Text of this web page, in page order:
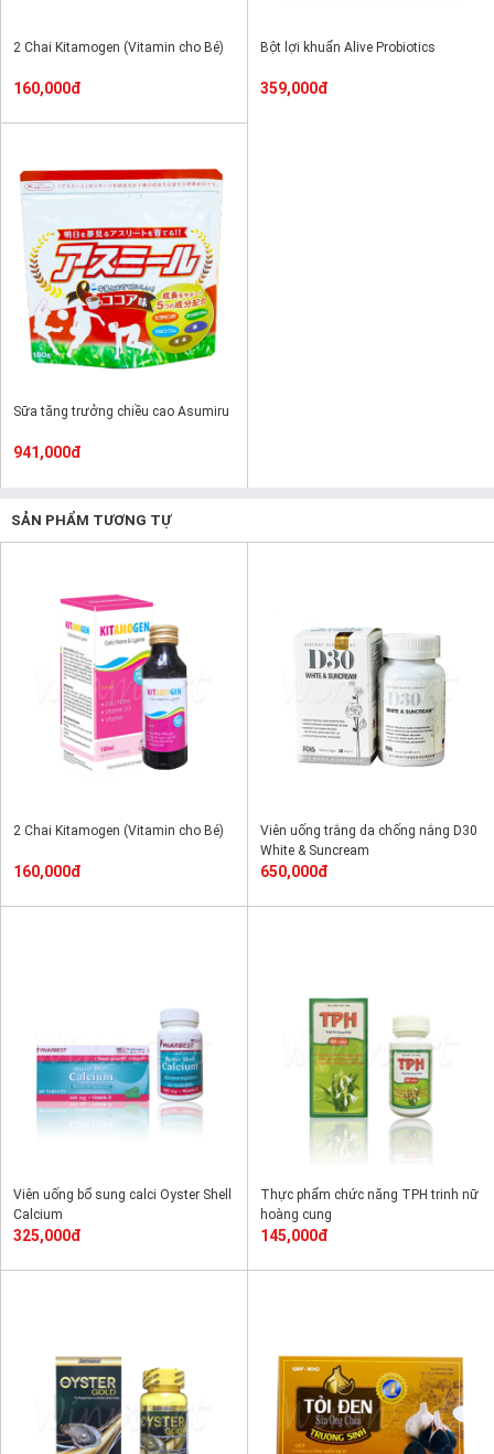
2 Chai Kitamogen (Vitamin cho Bé)
160,000đ
Bột lợi khuẩn Alive Probiotics
359,000đ
Sữa tăng trưởng chiều cao Asumiru
941,000đ
SẢN PHẨM TƯƠNG TỰ
2 Chai Kitamogen (Vitamin cho Bé)
160,000đ
Viên uống trắng da chống nắng D30
White & Suncream
650,000đ
Viên uống bổ sung calci Oyster Shell
Calcium
325,000đ
Thực phẩm chức năng TPH trinh nữ
hoàng cung
145,000đ